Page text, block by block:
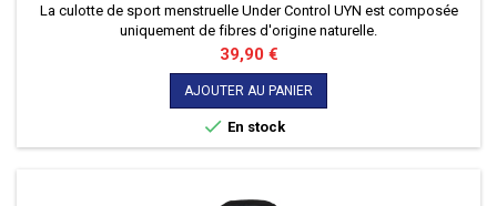
La culotte de sport menstruelle Under Control UYN est composée
uniquement de fibres d'origine naturelle.
Prix
39,90 €
AJOUTER AU PANIER
 En stock